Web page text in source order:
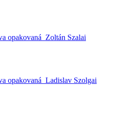
opakovaná_Zoltán Szalai
opakovaná_Ladislav Szolgai